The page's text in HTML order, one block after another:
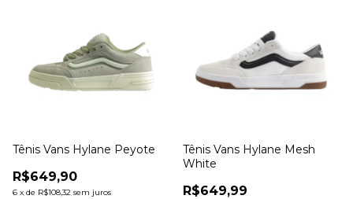
Tênis Vans Hylane Peyote
R$649,90
6 x de R$108,32 sem juros
Tênis Vans Hylane Mesh
White
R$649,99